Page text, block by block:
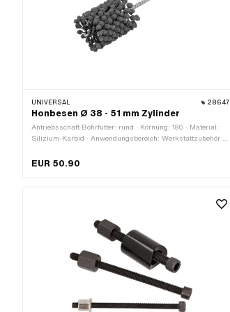
UNIVERSAL 28647
Honbesen Ø 38 - 51 mm Zylinder
Antriebsschaft Bohrfutter: rund · Körnung: 180 · Material:
Silizium-Karbid · Anwendungsbereich: Werkstattzubehör ·
EUR 50.90